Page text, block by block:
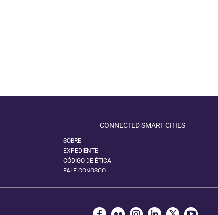
CONNECTED SMART CITIES
SOBRE
EXPEDIENTE
CÓDIGO DE ÉTICA
FALE CONOSCO